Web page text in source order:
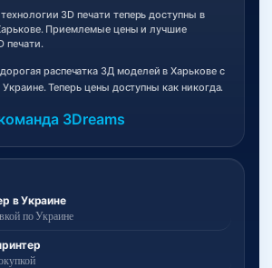
в Украине
по Украине
3D печати теперь доступны в
Приемлемые цены и лучшие
печати.
распечатка 3Д моделей в Харькове с
Теперь цены доступны как никогда.
3Dreams